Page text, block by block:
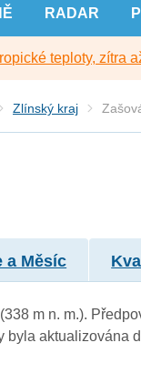
RADAR
teploty, zítra
Zlínský kraj
a Měsíc
m n. m.).
byla aktualizována